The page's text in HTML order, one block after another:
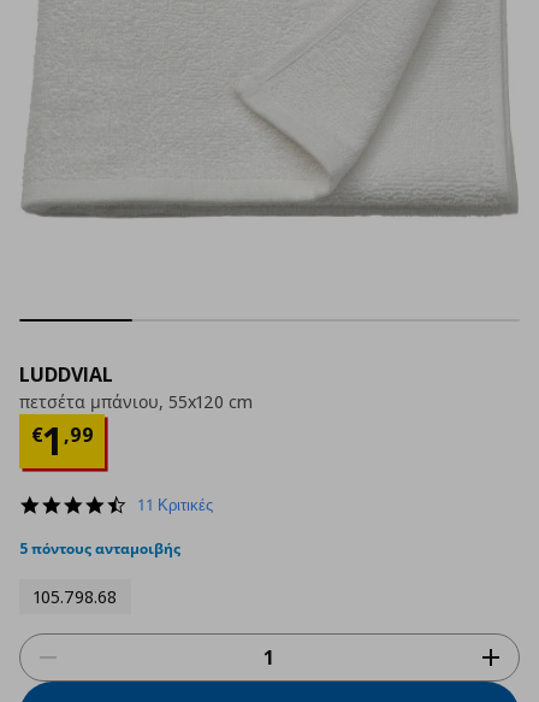
LUDDVIAL
πετσέτα μπάνιου, 55x120 cm
€1 ,99
Τρέχουσα τιμή
4.3
rating
11 Κριτικές
5 πόντους ανταμοιβής
105.798.68